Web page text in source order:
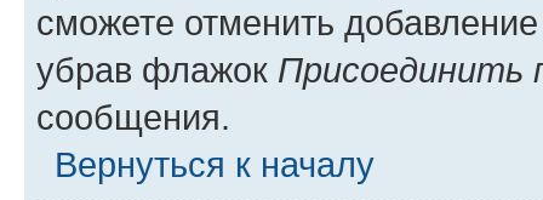
сможете отменить
убрав флажок Присоединить
сообщения.
Вернуться к началу